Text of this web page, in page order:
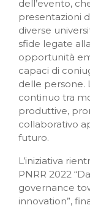
dell’evento,
presentazioni
diverse
sfide legate
opportunità
capaci di
delle persone.
continuo tra
produttive,
collaborativo
futuro.
L’iniziativa
PNRR 2022
governance
innovation”,